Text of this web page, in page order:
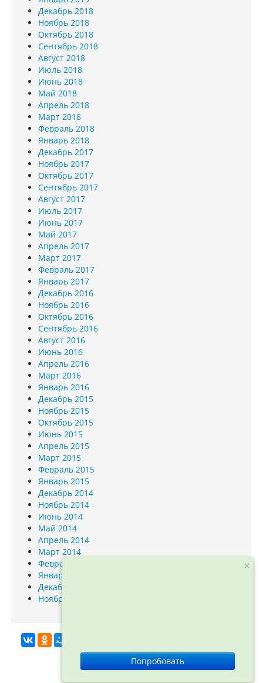
Декабрь 2018
Ноябрь 2018
Октябрь 2018
Сентябрь 2018
Август 2018
Июль 2018
Июнь 2018
Май 2018
Апрель 2018
Март 2018
Февраль 2018
Январь 2018
Декабрь 2017
Ноябрь 2017
Октябрь 2017
Сентябрь 2017
Август 2017
Июль 2017
Июнь 2017
Май 2017
Апрель 2017
Март 2017
Февраль 2017
Январь 2017
Декабрь 2016
Ноябрь 2016
Октябрь 2016
Сентябрь 2016
Август 2016
Июнь 2016
Апрель 2016
Март 2016
Январь 2016
Декабрь 2015
Ноябрь 2015
Октябрь 2015
Июнь 2015
Апрель 2015
Март 2015
Февраль 2015
Январь 2015
Декабрь 2014
Ноябрь 2014
Июнь 2014
Май 2014
Апрель 2014
Март 2014
Февраль 2014
Январь 2014
Декабрь 2013
Ноябрь 2013
© ООО
«Орфограмматика», 2012—2026
×
Попробовать